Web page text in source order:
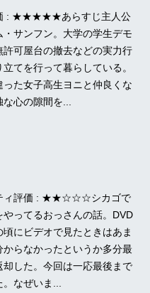
: ★★★★★あらすじ主人公
・サンフン。大学の学生デモ
許可屋台の撤去などの実力行
てを行って暮らしている。
た女子高生ヨニと仲良くな
心の隙間を...
ィ評価 : ★★☆☆☆シカゴで
ってるおっさんの話。DVD
にビデオで見たときはあま
からなかったというか多分最
却した。今回は一応最後まで
。なぜいま...